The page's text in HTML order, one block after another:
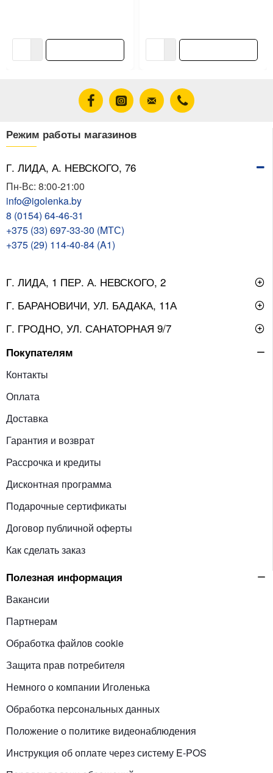
Режим работы магазинов
Г. ЛИДА, А. НЕВСКОГО, 76
Пн-Вс: 8:00-21:00
info@igolenka.by
8 (0154) 64-46-31
+375 (33) 697-33-30 (MТС)
+375 (29) 114-40-84 (A1)
Г. ЛИДА, 1 ПЕР. А. НЕВСКОГО, 2
Г. БАРАНОВИЧИ, УЛ. БАДАКА, 11А
Г. ГРОДНО, УЛ. САНАТОРНАЯ 9/7
Покупателям
Контакты
Оплата
Доставка
Гарантия и возврат
Рассрочка и кредиты
Дисконтная программа
Подарочные сертификаты
Договор публичной оферты
Как сделать заказ
Полезная информация
Вакансии
Партнерам
Обработка файлов cookie
Защита прав потребителя
Немного о компании Иголенька
Обработка персональных данных
Положение о политике видеонаблюдения
Инструкция об оплате через систему E-POS